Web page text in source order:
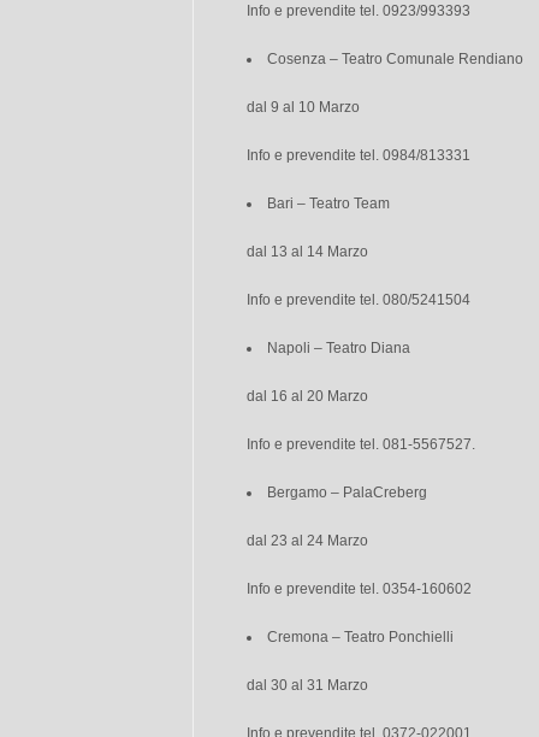
Info e prevendite tel. 0923/993393
Cosenza – Teatro Comunale Rendiano
dal 9 al 10 Marzo
Info e prevendite tel. 0984/813331
Bari – Teatro Team
dal 13 al 14 Marzo
Info e prevendite tel. 080/5241504
Napoli – Teatro Diana
dal 16 al 20 Marzo
Info e prevendite tel. 081-5567527.
Bergamo – PalaCreberg
dal 23 al 24 Marzo
Info e prevendite tel. 0354-160602
Cremona – Teatro Ponchielli
dal 30 al 31 Marzo
Info e prevendite tel. 0372-022001